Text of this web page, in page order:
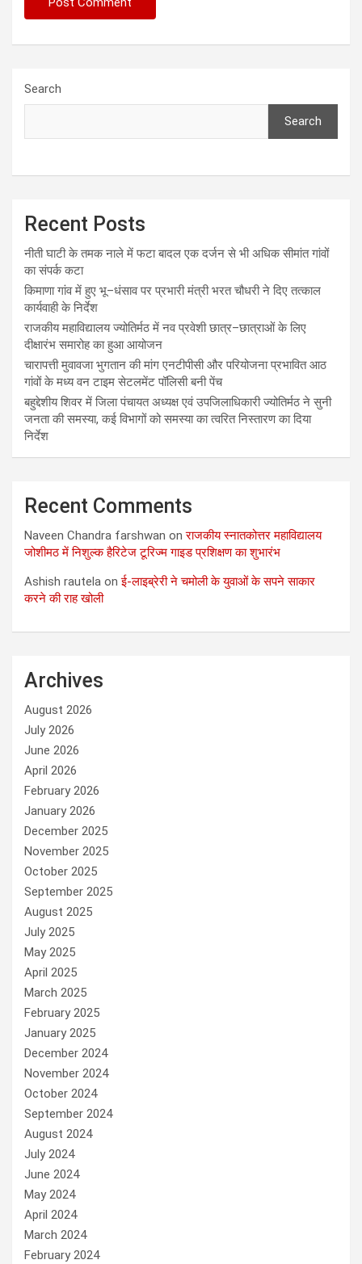
Search
Search
Recent Posts
नीती घाटी के तमक नाले में फटा बादल एक दर्जन से भी अधिक सीमांत गांवों
का संपर्क कटा
किमाणा गांव में हुए भू–धंसाव पर प्रभारी मंत्री भरत चौधरी ने दिए तत्काल
कार्यवाही के निर्देश
राजकीय महाविद्यालय ज्योतिर्मठ में नव प्रवेशी छात्र–छात्राओं के लिए
दीक्षारंभ समारोह का हुआ आयोजन
चारापत्ती मुवावजा भुगतान की मांग एनटीपीसी और परियोजना प्रभावित आठ
गांवों के मध्य वन टाइम सेटलमेंट पॉलिसी बनी पेंच
बहुद्देशीय शिवर में जिला पंचायत अध्यक्ष एवं उपजिलाधिकारी ज्योतिर्मठ ने सुनी
जनता की समस्या, कई विभागों को समस्या का त्वरित निस्तारण का दिया
निर्देश
Recent Comments
Naveen Chandra farshwan onराजकीय स्नातकोत्तर महाविद्यालय
जोशीमठ में निशुल्क हैरिटेज टूरिज्म गाइड प्रशिक्षण का शुभारंभ
Ashish rautela onई-लाइब्रेरी ने चमोली के युवाओं के सपने साकार
करने की राह खोली
Archives
August 2026
July 2026
June 2026
April 2026
February 2026
January 2026
December 2025
November 2025
October 2025
September 2025
August 2025
July 2025
May 2025
April 2025
March 2025
February 2025
January 2025
December 2024
November 2024
October 2024
September 2024
August 2024
July 2024
June 2024
May 2024
April 2024
March 2024
February 2024